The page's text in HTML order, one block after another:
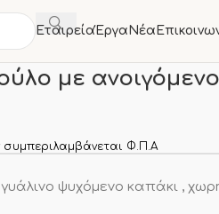
Εταιρεία Έργα Νέα
με ανοιγόμενο
Φ.Π.Α
ψυχόμενο καπάκι ,